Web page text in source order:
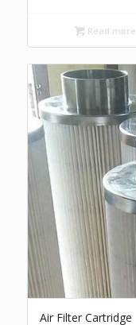
Read more
Air Filter Cartridge